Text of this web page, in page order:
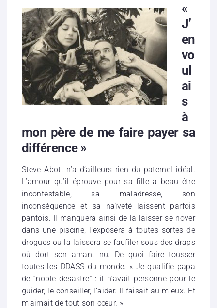
«
J’
en
vo
ul
ai
s
à
mon père de me faire payer sa
différence »
Steve Abott n’a d’ailleurs rien du paternel idéal.
L’amour qu’il éprouve pour sa fille a beau être
incontestable, sa maladresse, son
inconséquence et sa naïveté laissent parfois
pantois. Il manquera ainsi de la laisser se noyer
dans une piscine, l’exposera à toutes sortes de
drogues ou la laissera se faufiler sous des draps
où dort son amant nu. De quoi faire tousser
toutes les DDASS du monde. « Je qualifie papa
de “noble désastre” : il n’avait personne pour le
guider, le conseiller, l’aider. Il faisait au mieux. Et
m’aimait de tout son cœur. »